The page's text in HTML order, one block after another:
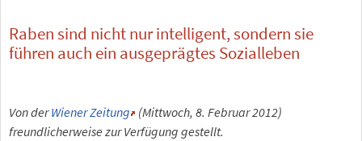
Raben sind nicht nur intelligent, sondern sie
führen auch ein ausgeprägtes Sozialleben
Von derWiener Zeitung (Mittwoch, 8. Februar 2012)
freundlicherweise zur Verfügung gestellt.